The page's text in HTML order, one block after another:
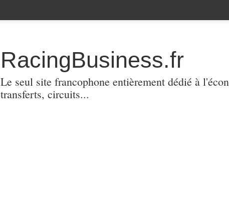
RacingBusiness.fr
Le seul site francophone entièrement dédié à
transferts, circuits...